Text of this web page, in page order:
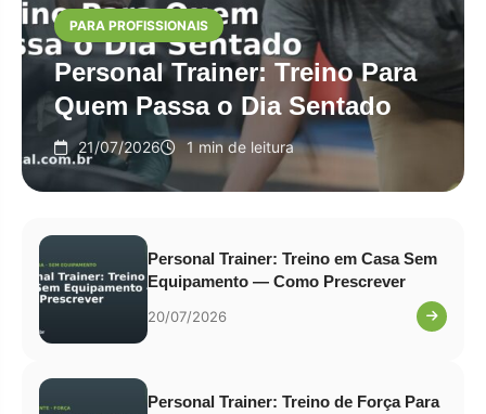
PARA PROFISSIONAIS
Personal Trainer: Treino Para
Quem Passa o Dia Sentado
21/07/2026 1 min de leitura
Personal Trainer: Treino em Casa Sem
Equipamento — Como Prescrever
20/07/2026
Personal Trainer: Treino de Força Para